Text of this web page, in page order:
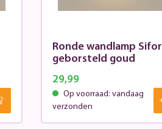
Ronde wandlamp Sifor
geborsteld goud
29,99
Op voorraad: vandaag
verzonden